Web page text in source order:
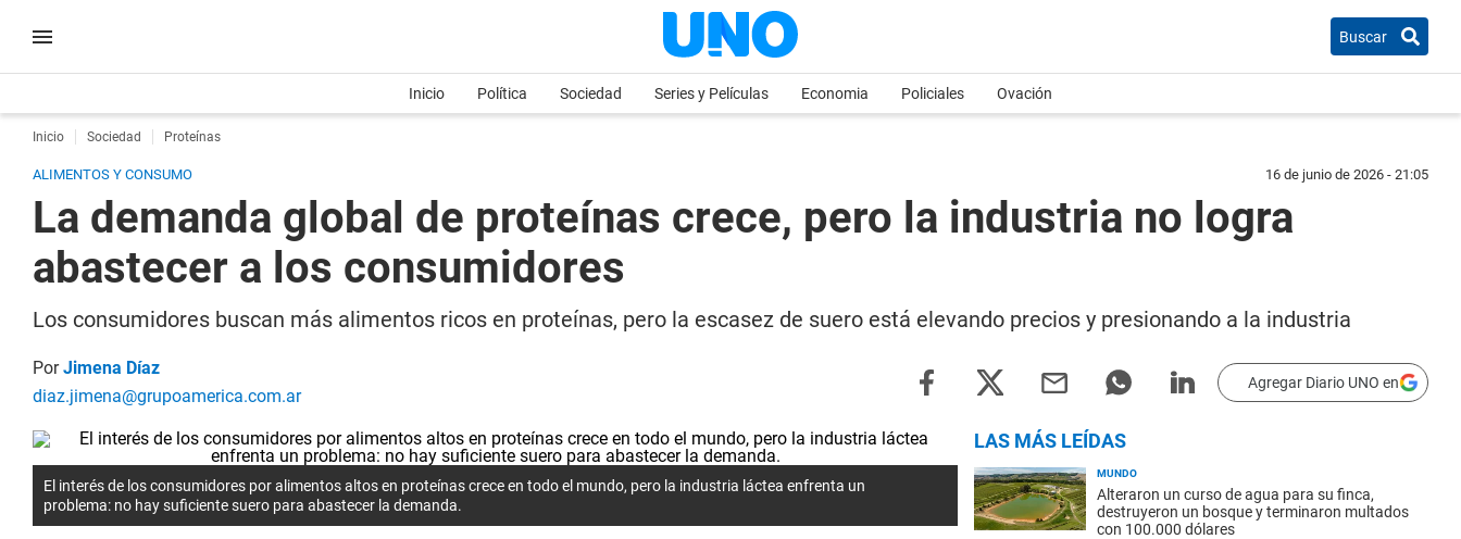
Buscar
Inicio Política Sociedad Series y Películas Economia Policiales Ovación
Inicio Sociedad Proteínas
ALIMENTOS Y CONSUMO 16 de junio de 2026 - 21:05
La demanda global de proteínas crece, pero la industria no logra
abastecer a los consumidores
Los consumidores buscan más alimentos ricos en proteínas, pero la escasez de suero está elevando precios y presionando a la industria
PorJimena Díaz
diaz.jimena@grupoamerica.com.ar
Agregar Diario UNO en
El interés de los consumidores por alimentos altos en proteínas crece en todo el mundo, pero la industria láctea enfrenta un
problema: no hay suficiente suero para abastecer la demanda.
LAS MÁS LEÍDAS
MUNDO
Alteraron un curso de agua para su finca,
destruyeron un bosque y terminaron multados
con 100.000 dólares